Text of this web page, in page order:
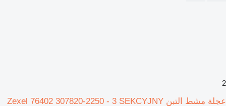
2
عجلة مشط التبن Zexel 76402 307820-2250 - 3 SEKCYJNY